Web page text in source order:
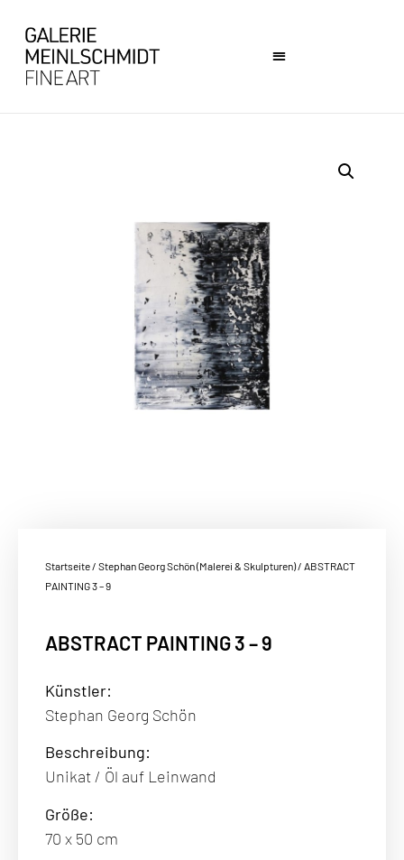
Startseite/ Stephan Georg Schön (Malerei & Skulpturen)/ ABSTRACT
PAINTING 3 – 9
ABSTRACT PAINTING 3 – 9
Künstler:
Stephan Georg Schön
Beschreibung:
Unikat / Öl auf Leinwand
Größe:
70 x 50 cm